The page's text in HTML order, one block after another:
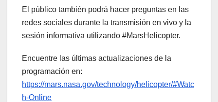
El público también podrá hacer preguntas en las
redes sociales durante la transmisión en vivo y la
sesión informativa utilizando #MarsHelicopter.
Encuentre las últimas actualizaciones de la
programación en:
https://mars.nasa.gov/technology/helicopter/#Watc
h-Online